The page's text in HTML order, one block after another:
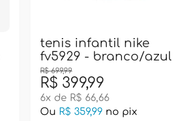
tenis infantil nike
fv5929 - branco/azul
R$ 399,99
R$ 699,99
6x de R$ 66,66
Ou R$ 359,99 no pix